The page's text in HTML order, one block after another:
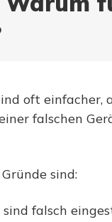
oft
falschen
sind:
falsch